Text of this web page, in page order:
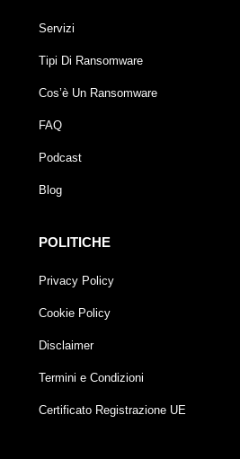
Servizi
Tipi Di Ransomware
Cos’è Un Ransomware
FAQ
Podcast
Blog
POLITICHE
Privacy Policy
Cookie Policy
Disclaimer
Termini e Condizioni
Certificato Registrazione UE